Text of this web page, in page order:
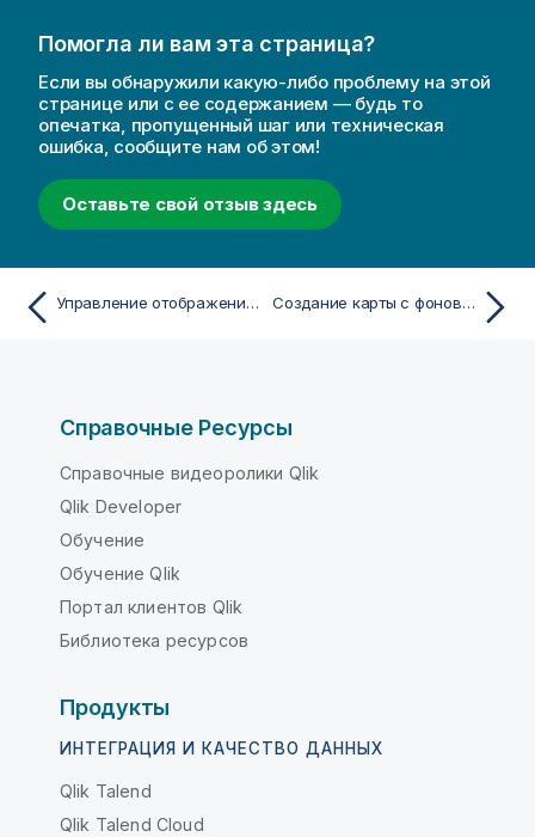
Помогла ли вам эта страница?
Если вы обнаружили какую-либо проблему на этой
странице или с ее содержанием — будь то
опечатка, пропущенный шаг или техническая
ошибка, сообщите нам об этом!
Оставьте свой отзыв здесь
Управление отображением данных карты с помощью детализированных слоев Создание карты с фоновым слоем изображения
Справочные Ресурсы
Справочные видеоролики Qlik
Qlik Developer
Обучение
Обучение Qlik
Портал клиентов Qlik
Библиотека ресурсов
Продукты
ИНТЕГРАЦИЯ И КАЧЕСТВО ДАННЫХ
Qlik Talend
Qlik Talend Cloud